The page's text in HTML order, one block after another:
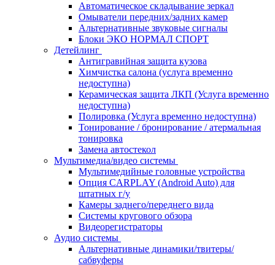
Автоматическое складывание зеркал
Омыватели передних/задних камер
Альтернативные звуковые сигналы
Блоки ЭКО НОРМАЛ СПОРТ
Детейлинг
Антигравийная защита кузова
Химчистка салона (услуга временно
недоступна)
Керамическая защита ЛКП (Услуга временно
недоступна)
Полировка (Услуга временно недоступна)
Тонирование / бронирование / атермальная
тонировка
Замена автостекол
Мультимедиа/видео системы
Мультимедийные головные устройства
Опция CARPLAY (Android Auto) для
штатных г/у
Камеры заднего/переднего вида
Системы кругового обзора
Видеорегистраторы
Аудио системы
Альтернативные динамики/твитеры/
сабвуферы